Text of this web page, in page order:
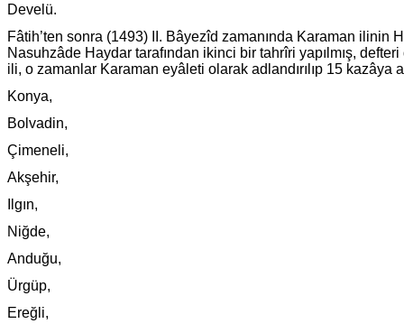
Develü.
Fâtih’ten sonra (1493) II. Bâyezîd zamanında Karaman ilinin
Nasuhzâde Haydar tarafından ikinci bir tahrîri yapılmış,
ili, o zamanlar Karaman eyâleti olarak adlandırılıp 15 kazâya
Konya,
Bolvadin,
Çimeneli,
Akşehir,
Ilgın,
Niğde,
Anduğu,
Ürgüp,
Ereğli,